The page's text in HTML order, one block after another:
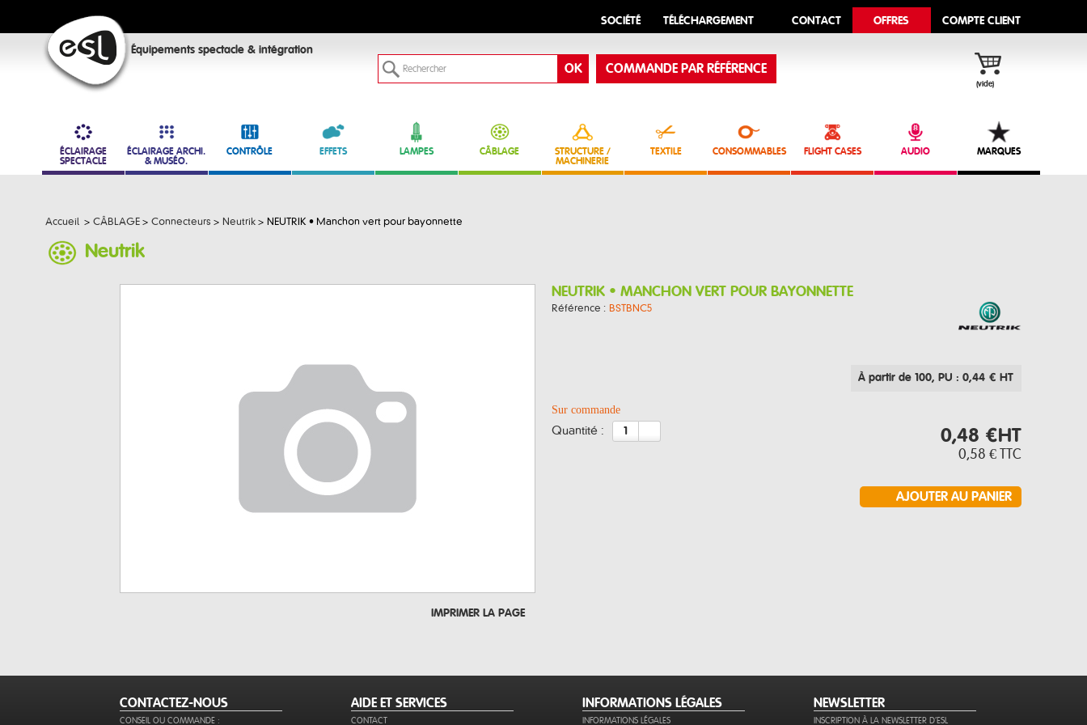
SOCIÉTÉ TÉLÉCHARGEMENT CONTACT OFFRES COMPTE CLIENT
Équipements spectacle & intégration
(vide)
COMMANDE PAR RÉFÉRENCE
ÉCLAIRAGE
SPECTACLE
ÉCLAIRAGE ARCHI.
& MUSÉO.
CONTRÔLE EFFETS LAMPES CÂBLAGE
STRUCTURE /
MACHINERIE
TEXTILE CONSOMMABLES FLIGHT CASES AUDIO MARQUES
Accueil > CÂBLAGE > Connecteurs > Neutrik > NEUTRIK • Manchon vert pour bayonnette
Neutrik
IMPRIMER LA PAGE
NEUTRIK • MANCHON VERT POUR BAYONNETTE
Référence : BSTBNC5
À partir de 100, PU : 0,44 € HT
Sur commande
quantité : 0,48 €HT
0,58 € TTC
CONTACTEZ-NOUS
CONSEIL OU COMMANDE :
AIDE ET SERVICES
CONTACT
INFORMATIONS LÉGALES
INFORMATIONS LÉGALES
NEWSLETTER
INSCRIPTION À LA NEWSLETTER D'ESL